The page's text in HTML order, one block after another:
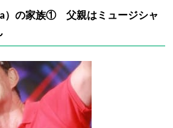
）の家族① 父親はミュージシャ